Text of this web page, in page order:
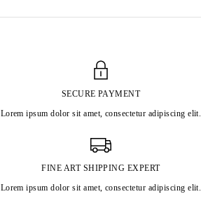
SECURE PAYMENT
Lorem ipsum dolor sit amet, consectetur adipiscing elit.
FINE ART SHIPPING EXPERT
Lorem ipsum dolor sit amet, consectetur adipiscing elit.